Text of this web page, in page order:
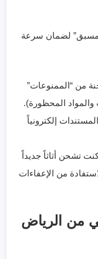
لضمان سرعة
من “الممنوعات”
والمواد المحظورة).
إلكترونياً
كنت تشحن أثاثاً جديداً
من الإعفاءات
من الرياض